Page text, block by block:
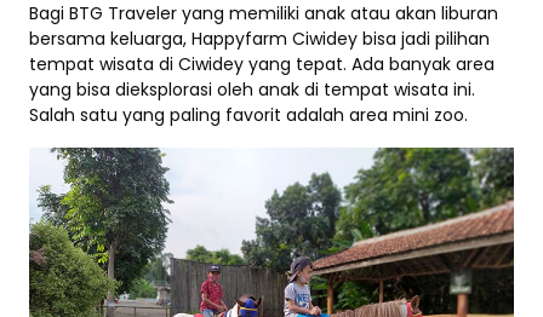
Bagi BTG Traveler yang memiliki anak atau akan liburan
bersama keluarga, Happyfarm Ciwidey bisa jadi pilihan
tempat wisata di Ciwidey yang tepat. Ada banyak area
yang bisa dieksplorasi oleh anak di tempat wisata ini.
Salah satu yang paling favorit adalah area mini zoo.